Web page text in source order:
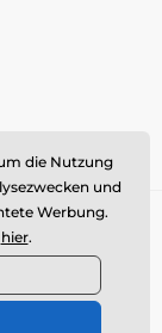
Píšt',
die Nutzung
und
Werbung.
hier.